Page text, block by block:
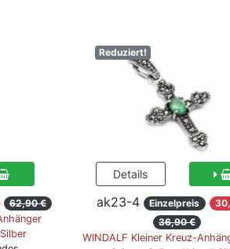
62,90 €
Reduziert!
ak23-4 Einzelpreis
36,90 €
WINDALF Kleiner Kreuz-